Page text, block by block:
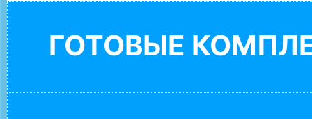
ГОТОВЫЕ